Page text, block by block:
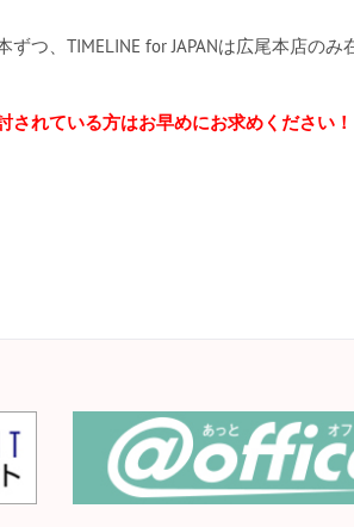
つ、TIMELINE for JAPANは広尾本店のみ
れている方はお早めにお求めください！